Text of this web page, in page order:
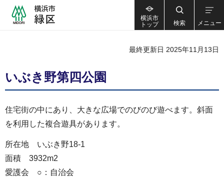
横浜市
トップ
検索 メニュー
最終更新日 2025年11月13日
いぶき野第四公園
住宅街の中にあり、大きな広場でのびのび遊べます。斜面
を利用した複合遊具があります。
所在地 いぶき野18-1
面積 3932m2
愛護会 ○：自治会